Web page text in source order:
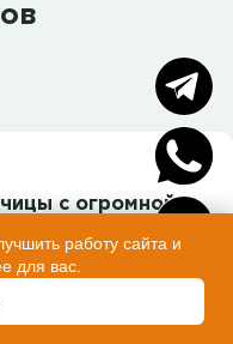
с огромной
бани
уже любят
работу сайта и
для вас.